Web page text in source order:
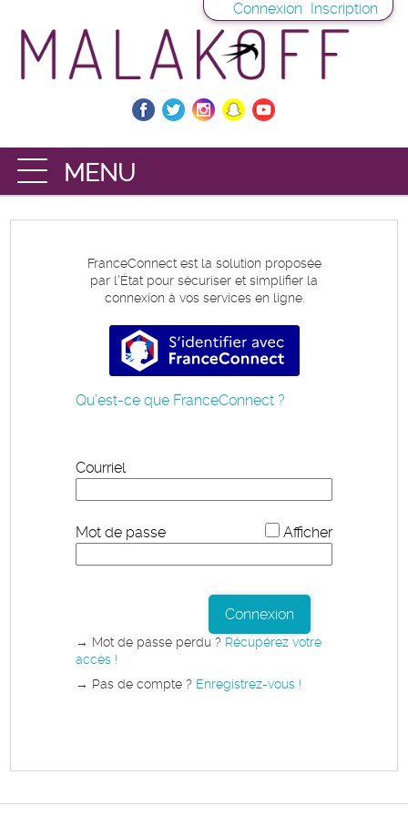
Connexion Inscription
Ouvrir le menu
DÉMARCHES
MES DEMANDES
PORTE-DOCUMENTS
FranceConnect est la solution proposée
par l’État pour sécuriser et simplifier la
connexion à vos services en ligne.
S’identifier avec
Qu’est-ce que FranceConnect ?
Courriel
Mot de passe Afficher
Connexion
→ Mot de passe perdu ? Récupérez votre
accès !
→ Pas de compte ? Enregistrez-vous !